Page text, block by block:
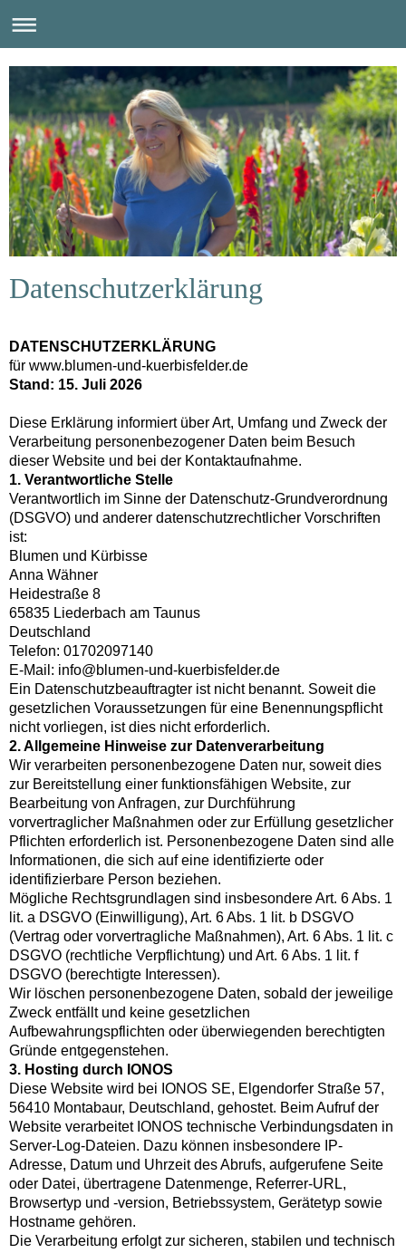
Datenschutzerklärung
DATENSCHUTZERKLÄRUNG
für www.blumen-und-kuerbisfelder.de
Stand: 15. Juli 2026
Diese Erklärung informiert über Art, Umfang und Zweck der
Verarbeitung personenbezogener Daten beim Besuch
dieser Website und bei der Kontaktaufnahme.
1. Verantwortliche Stelle
Verantwortlich im Sinne der Datenschutz-Grundverordnung
(DSGVO) und anderer datenschutzrechtlicher Vorschriften
ist:
Blumen und Kürbisse
Anna Wähner
Heidestraße 8
65835 Liederbach am Taunus
Deutschland
Telefon: 01702097140
E-Mail: info@blumen-und-kuerbisfelder.de
Ein Datenschutzbeauftragter ist nicht benannt. Soweit die
gesetzlichen Voraussetzungen für eine Benennungspflicht
nicht vorliegen, ist dies nicht erforderlich.
2. Allgemeine Hinweise zur Datenverarbeitung
Wir verarbeiten personenbezogene Daten nur, soweit dies
zur Bereitstellung einer funktionsfähigen Website, zur
Bearbeitung von Anfragen, zur Durchführung
vorvertraglicher Maßnahmen oder zur Erfüllung gesetzlicher
Pflichten erforderlich ist. Personenbezogene Daten sind alle
Informationen, die sich auf eine identifizierte oder
identifizierbare Person beziehen.
Mögliche Rechtsgrundlagen sind insbesondere Art. 6 Abs. 1
lit. a DSGVO (Einwilligung), Art. 6 Abs. 1 lit. b DSGVO
(Vertrag oder vorvertragliche Maßnahmen), Art. 6 Abs. 1 lit. c
DSGVO (rechtliche Verpflichtung) und Art. 6 Abs. 1 lit. f
DSGVO (berechtigte Interessen).
Wir löschen personenbezogene Daten, sobald der jeweilige
Zweck entfällt und keine gesetzlichen
Aufbewahrungspflichten oder überwiegenden berechtigten
Gründe entgegenstehen.
3. Hosting durch IONOS
Diese Website wird bei IONOS SE, Elgendorfer Straße 57,
56410 Montabaur, Deutschland, gehostet. Beim Aufruf der
Website verarbeitet IONOS technische Verbindungsdaten in
Server-Log-Dateien. Dazu können insbesondere IP-
Adresse, Datum und Uhrzeit des Abrufs, aufgerufene Seite
oder Datei, übertragene Datenmenge, Referrer-URL,
Browsertyp und -version, Betriebssystem, Gerätetyp sowie
Hostname gehören.
Die Verarbeitung erfolgt zur sicheren, stabilen und technisch